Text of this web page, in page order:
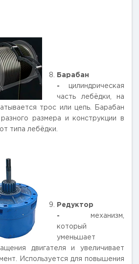
Барабан
- цилиндрическая
часть лебёдки, на
трос или цепь. Барабан
размера и конструкции в
типа лебёдки.
Редуктор
- механизм,
который
уменьшает
двигателя и увеличивает
Используется для повышения